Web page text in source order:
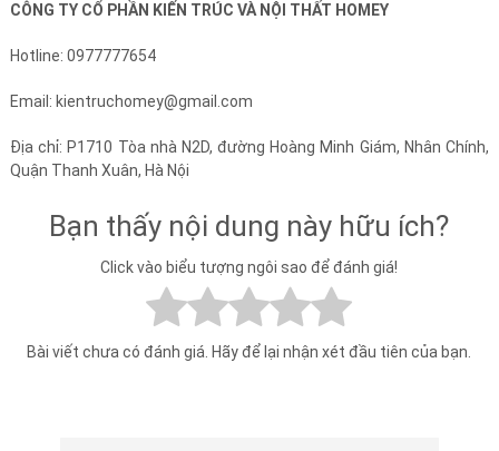
CÔNG TY CỔ PHẦN KIẾN TRÚC VÀ NỘI THẤT HOMEY
Hotline: 0977777654
Email: kientruchomey@gmail.com
Địa chỉ: P1710 Tòa nhà N2D, đường Hoàng Minh Giám, Nhân Chính,
Quận Thanh Xuân, Hà Nội
Bạn thấy nội dung này hữu ích?
Click vào biểu tượng ngôi sao để đánh giá!
Bài viết chưa có đánh giá. Hãy để lại nhận xét đầu tiên của bạn.